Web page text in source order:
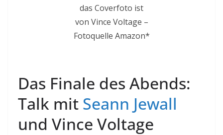
das Coverfoto ist
von Vince Voltage –
Fotoquelle Amazon*
Das Finale des Abends:
Talk mit Seann Jewall
und Vince Voltage